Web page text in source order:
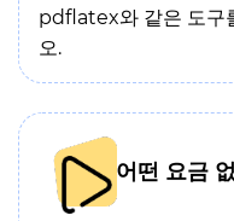
pdflatex와 같은 도구
오.
어떤 요금